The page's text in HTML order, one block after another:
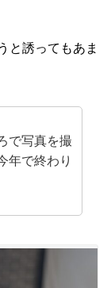
と誘ってもあま
で写真を撮
年で終わり